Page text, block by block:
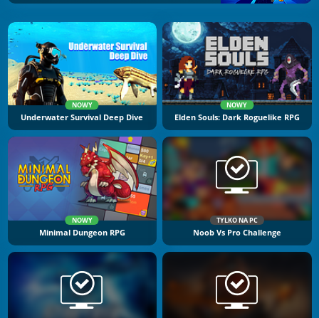
NOWY
Underwater Survival Deep Dive
NOWY
Elden Souls: Dark Roguelike RPG
NOWY
Minimal Dungeon RPG
TYLKO NA PC
Noob Vs Pro Challenge